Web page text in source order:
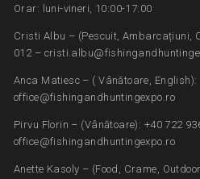
Orar: luni-vineri, 10:00-17:00
Cristi Albu – (Pescuit, Ambarcațiuni,
012 –
Anca Matiesc – ( Vânătoare, English):
office@fishingandhuntingexpo.ro
Pirvu Florin – (Vânătoare): +40 722
office@fishingandhuntingexpo.ro
Anette Kasoly – (Food, Crame,